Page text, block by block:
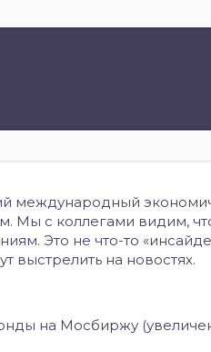
Мы с коллегами видим,
Это не что-то
выстрелить на новостях.
на Мосбиржу